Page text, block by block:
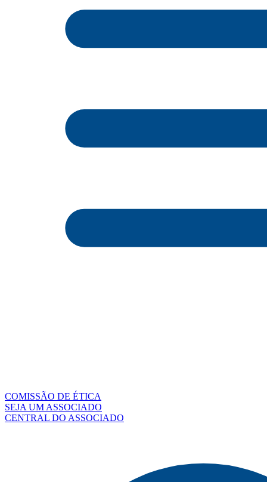
COMISSÃO DE ÉTICA
SEJA UM ASSOCIADO
CENTRAL DO ASSOCIADO